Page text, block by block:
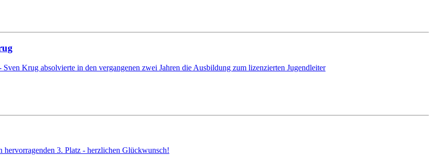
Krug absolvierte in den vergangenen zwei Jahren die Ausbildung zum lizenzierten Jugendleiter
3. Platz - herzlichen Glückwunsch!